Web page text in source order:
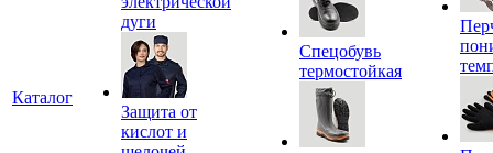
Каталог
дуги
Защита от
кислот и
Спецобувь
термостойкая